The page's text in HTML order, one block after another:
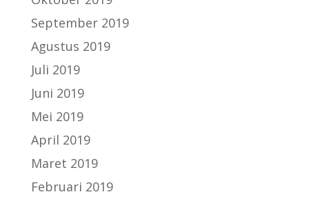
September 2019
Agustus 2019
Juli 2019
Juni 2019
Mei 2019
April 2019
Maret 2019
Februari 2019